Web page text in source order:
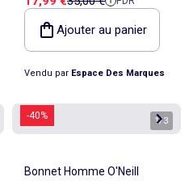
Ajouter au panier
Vendu par Espace Des Marques
-40% 1/3
Bonnet Homme O'Neill